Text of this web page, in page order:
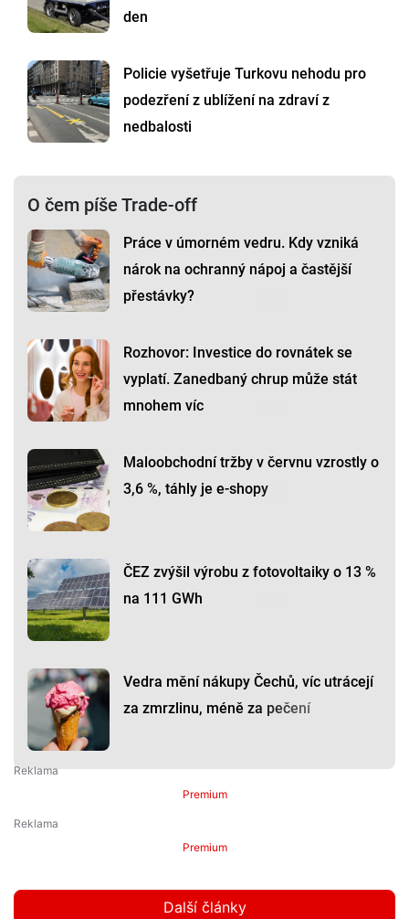
den
Policie vyšetřuje Turkovu nehodu pro
podezření z ublížení na zdraví z
nedbalosti
O čem píše Trade-off
Práce v úmorném vedru. Kdy vzniká
nárok na ochranný nápoj a častější
přestávky?
Rozhovor: Investice do rovnátek se
vyplatí. Zanedbaný chrup může stát
mnohem víc
Maloobchodní tržby v červnu vzrostly o
3,6 %, táhly je e-shopy
ČEZ zvýšil výrobu z fotovoltaiky o 13 %
na 111 GWh
Vedra mění nákupy Čechů, víc utrácejí
za zmrzlinu, méně za pečení
Premium
Premium
Další články